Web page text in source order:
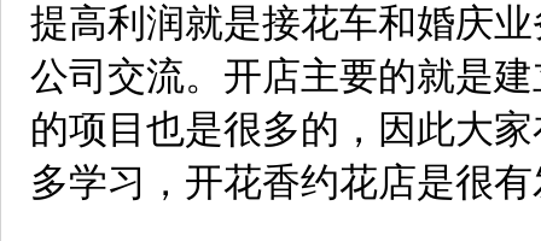
提高利润就是接花车和婚庆
公司交流。开店主要的就是
的项目也是很多的，因此大
多学习，开花香约花店是很